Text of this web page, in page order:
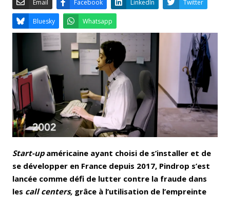
Facebook LinkedIn
Bluesky Whatsapp
Start-upaméricaine ayant choisi de s’installer et de
se développer en France depuis 2017, Pindrop s’est
lancée comme défi de lutter contre la fraude dans
les call centers, grâce à l’utilisation de l’empreinte